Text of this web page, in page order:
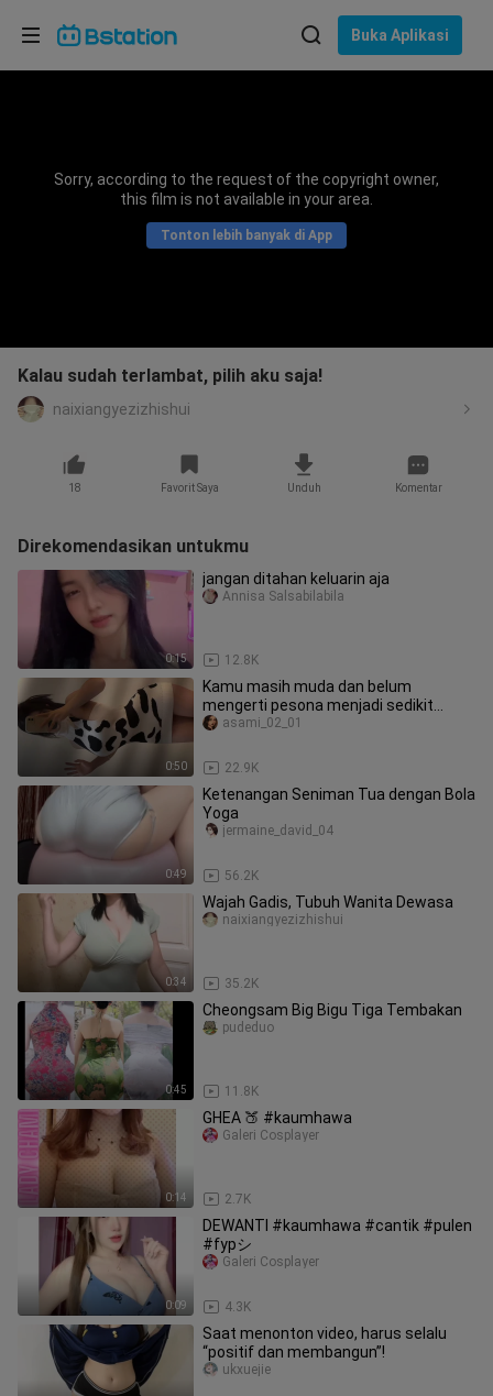
Buka Aplikasi
Sorry, according to the request of the copyright owner,
this film is not available in your area.
Tonton lebih banyak di App
Kalau sudah terlambat, pilih aku saja!
naixiangyezizhishui
18 Favorit Saya Unduh Komentar
Direkomendasikan untukmu
0:15
jangan ditahan keluarin aja
12.8K
Annisa Salsabilabila
0:50
Kamu masih muda dan belum
mengerti pesona menjadi sedikit
gemuk dan menarik di mata pria.
22.9K
asami_02_01
0:49
Ketenangan Seniman Tua dengan Bola
Yoga
56.2K
jermaine_david_04
0:34
Wajah Gadis, Tubuh Wanita Dewasa
35.2K
naixiangyezizhishui
0:45
Cheongsam Big Bigu Tiga Tembakan
11.8K
pudeduo
0:14
GHEA 🍑 #kaumhawa
2.7K
Galeri Cosplayer
0:09
DEWANTI #kaumhawa #cantik #pulen
#fypシ゚
4.3K
Galeri Cosplayer
Saat menonton video, harus selalu
“positif dan membangun”!
ukxuejie
Pilih bahasa
Bahasa Indonesia